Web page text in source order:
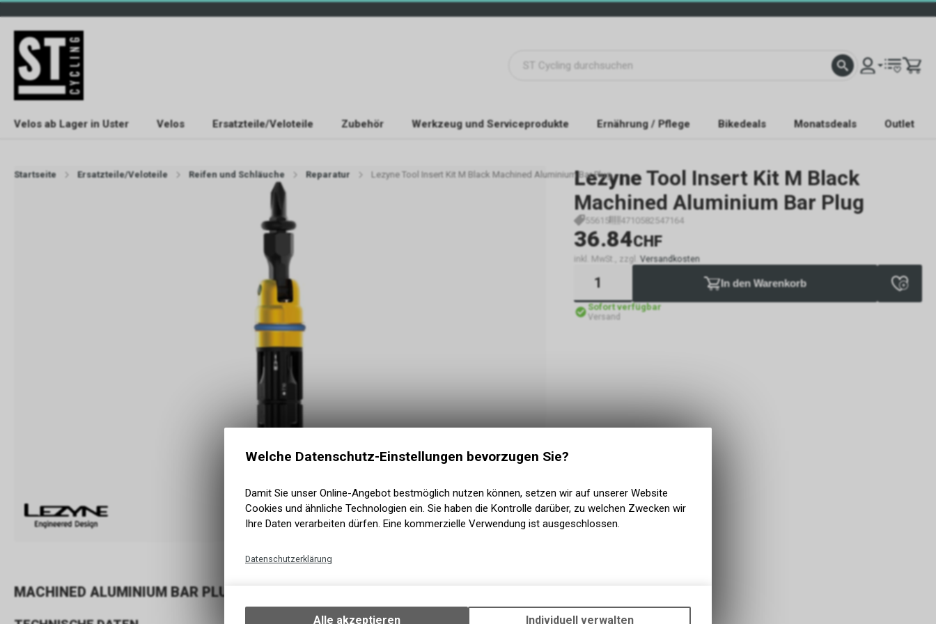
Velos ab Lager in Uster Velos Ersatzteile/Veloteile Zubehör Werkzeug und Serviceprodukte Ernährung / Pflege Bikedeals Monatsdeals Outlet
Startseite Ersatzteile/Veloteile Reifen und Schläuche Reparatur Lezyne Tool Insert Kit M Black Machined Aluminium Bar Plug
LezyneTool Insert Kit M Black
Machined Aluminium Bar Plug
55615 4710582547164
36.84CHF
inkl. MwSt., zzgl. Versandkosten
In den Warenkorb
Sofort verfügbar
Versand
MACHINED ALUMINIUM BAR PLUG
Welche Datenschutz-Einstellungen bevorzugen Sie?
Damit Sie unser Online-Angebot bestmöglich nutzen können, setzen wir auf unserer Website
Cookies und ähnliche Technologien ein. Sie haben die Kontrolle darüber, zu welchen Zwecken wir
Ihre Daten verarbeiten dürfen. Eine kommerzielle Verwendung ist ausgeschlossen.
Datenschutzerklärung
Ihrem Gerät, um die grundlegenden Funktionen unseres Online-Angebots, wie die
Alle akzeptieren Individuell verwalten